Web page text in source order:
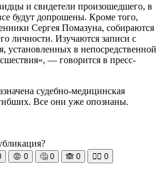
и свидетели произошедшего, в
будут допрошены. Кроме того,
Сергея Помазуна, собираются
личности. Изучаются записи с
установленных в непосредственной
— говорится в пресс-
судебно-медицинская
Все они уже опознаны.
😡 0 🤔 0 🙈 0 🧘‍♀️ 0